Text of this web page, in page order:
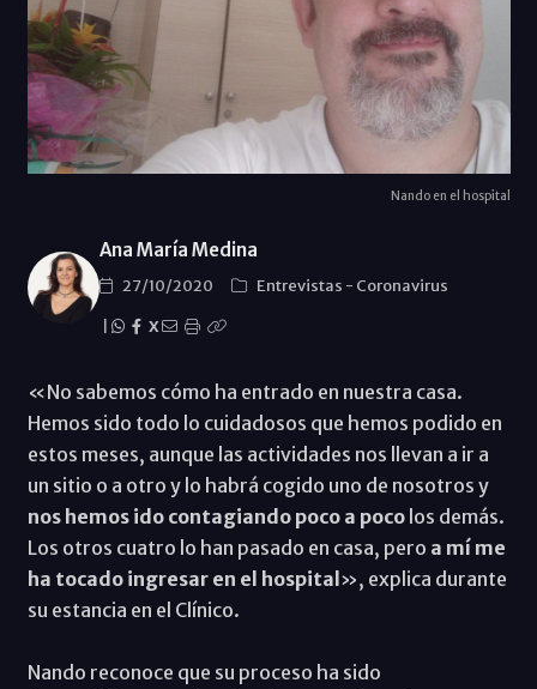
Nando en el hospital
Ana María Medina
27/10/2020 Entrevistas - Coronavirus
X
«No sabemos cómo ha entrado en nuestra casa.
Hemos sido todo lo cuidadosos que hemos podido en
estos meses, aunque las actividades nos llevan a ir a
un sitio o a otro y lo habrá cogido uno de nosotros y
nos hemos ido contagiando poco a pocolos demás.
Los otros cuatro lo han pasado en casa, pero a mí me
ha tocado ingresar en el hospital», explica durante
su estancia en el Clínico.
Nando reconoce que su proceso ha sido